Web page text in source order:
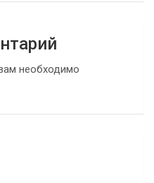
необходимо